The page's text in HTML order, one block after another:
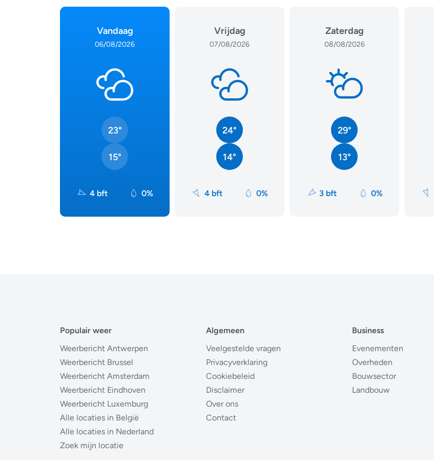
Vandaag
06/08/2026
23°
15°
4 bft 0%
Vrijdag
07/08/2026
24°
14°
4 bft 0%
Zaterdag
08/08/2026
29°
13°
3 bft 0%
Populair weer
Weerbericht Antwerpen
Weerbericht Brussel
Weerbericht Amsterdam
Weerbericht Eindhoven
Weerbericht Luxemburg
Alle locaties in België
Alle locaties in Nederland
Zoek mijn locatie
Algemeen
Veelgestelde vragen
Privacyverklaring
Cookiebeleid
Disclaimer
Over ons
Contact
Business
Evenementen
Overheden
Bouwsector
Landbouw